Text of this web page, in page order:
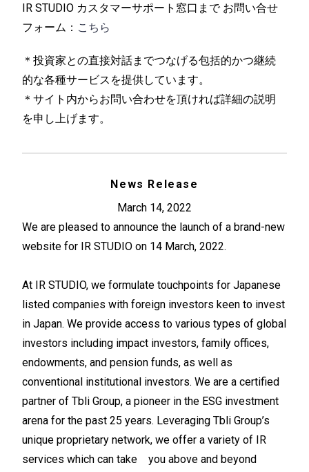
IR STUDIO カスタマーサポート窓口まで お問い合せ
フォーム： こちら
＊投資家との直接対話までつなげる包括的かつ継続
的な各種サービスを提供しています。
＊サイト内からお問い合わせを頂ければ詳細の説明
を申し上げます。
News Release
March 14, 2022
We are pleased to announce the launch of a brand-new
website for IR STUDIO on 14 March, 2022.
At IR STUDIO, we formulate touchpoints for Japanese
listed companies with foreign investors keen to invest
in Japan. We provide access to various types of global
investors including impact investors, family offices,
endowments, and pension funds, as well as
conventional institutional investors. We are a certified
partner of Tbli Group, a pioneer in the ESG investment
arena for the past 25 years. Leveraging Tbli Group’s
unique proprietary network, we offer a variety of IR
services which can take you above and beyond